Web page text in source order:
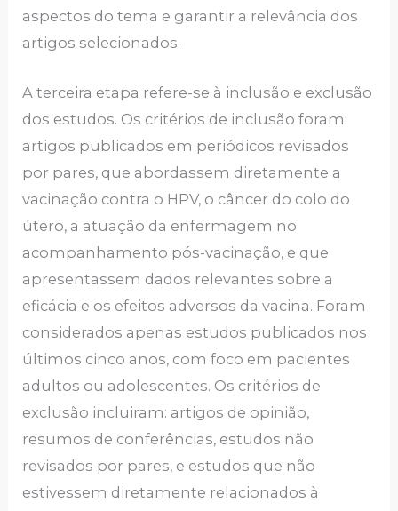
aspectos do tema e garantir a relevância dos
artigos selecionados.
A terceira etapa refere-se à inclusão e exclusão
dos estudos. Os critérios de inclusão foram:
artigos publicados em periódicos revisados
por pares, que abordassem diretamente a
vacinação contra o HPV, o câncer do colo do
útero, a atuação da enfermagem no
acompanhamento pós-vacinação, e que
apresentassem dados relevantes sobre a
eficácia e os efeitos adversos da vacina. Foram
considerados apenas estudos publicados nos
últimos cinco anos, com foco em pacientes
adultos ou adolescentes. Os critérios de
exclusão incluiram: artigos de opinião,
resumos de conferências, estudos não
revisados por pares, e estudos que não
estivessem diretamente relacionados à